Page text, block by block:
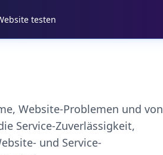
testen
Website-Problemen und von
Service-Zuverlässigkeit,
und Service-